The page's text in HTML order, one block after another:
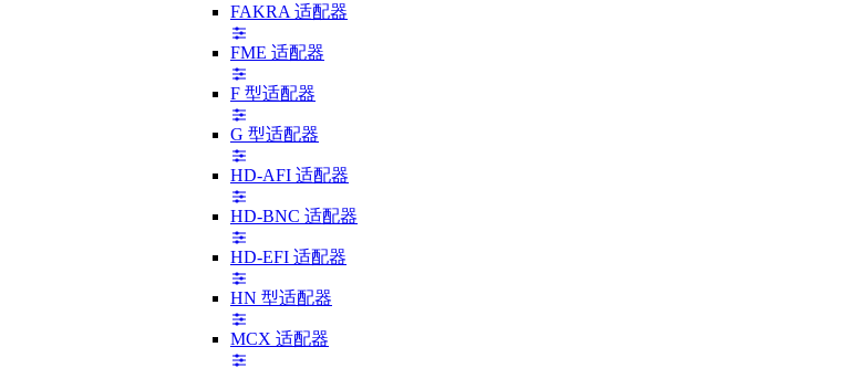
FAKRA 适配器
FME 适配器
F 型适配器
G 型适配器
HD-AFI 适配器
HD-BNC 适配器
HD-EFI 适配器
HN 型适配器
MCX 适配器